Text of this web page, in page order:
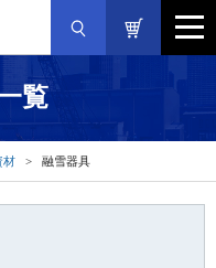
覧
材 融雪器具